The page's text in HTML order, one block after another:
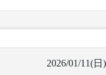
2026/01/11(